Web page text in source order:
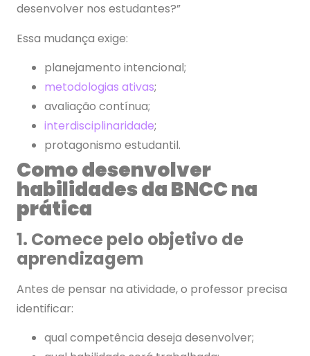
desenvolver nos estudantes?”
Essa mudança exige:
planejamento intencional;
metodologias ativas;
avaliação contínua;
interdisciplinaridade;
protagonismo estudantil.
Como desenvolver
habilidades da BNCC na
prática
1. Comece pelo objetivo de
aprendizagem
Antes de pensar na atividade, o professor precisa
identificar:
qual competência deseja desenvolver;